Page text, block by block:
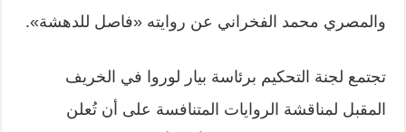
والمصري محمد الفخراني عن روايته «فاصل للدهشة».
تجتمع لجنة التحكيم برئاسة بيار لوروا في الخريف
المقبل لمناقشة الروايات المتنافسة على أن تُعلن